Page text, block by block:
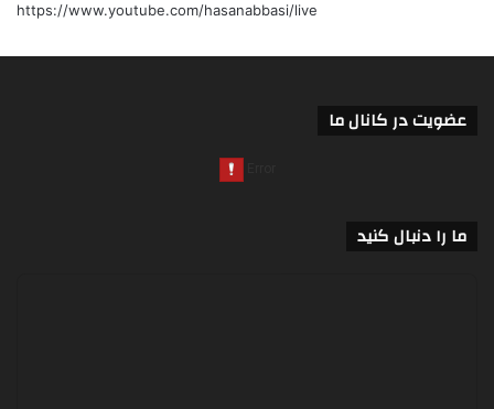
https://www.youtube.com/hasanabbasi/live
عضویت در کانال ما
ما را دنبال کنید